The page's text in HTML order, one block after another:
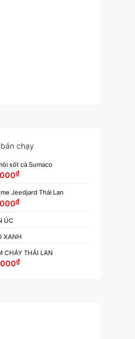
chạy
sốt cà Sumaco
₫
Jeedjard Thái Lan
₫
ÚC
XANH
CHÁY THÁI LAN
₫